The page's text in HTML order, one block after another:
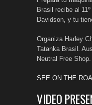
Brasil recibe al
Davidson, y tu
Organiza Harley
Tatanka Brasil.
Neutral Free Shop.
SEE ON THE
VIDEO